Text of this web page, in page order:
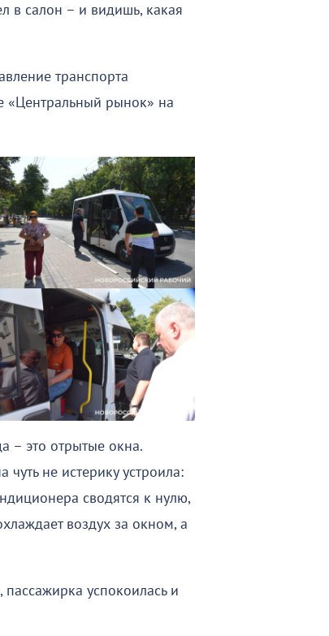
в салон – и видишь, какая
транспорта
«Центральный рынок» на
– это отрытые окна.
не истерику устроила:
сводятся к нулю,
воздух за окном, а
успокоилась и